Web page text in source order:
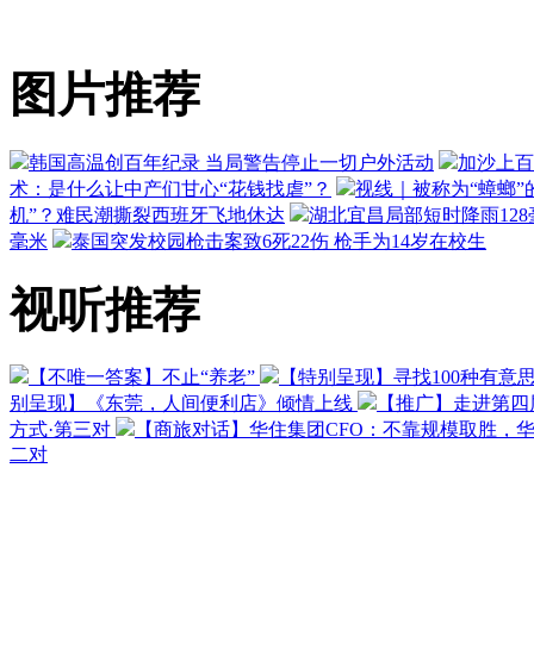
图片推荐
韩国高温创百年纪录 当局警告停止一切户外活动
加沙上
术：是什么让中产们甘心“花钱找虐”？
视线｜被称为“蟑螂
机”？难民潮撕裂西班牙飞地休达
湖北宜昌局部短时降雨
毫米
泰国突发校园枪击案致6死22伤 枪手为14岁在校生
视听推荐
【不唯一答案】不止“养老”
【特别呈现】寻找100种有意
别呈现】《东莞，人间便利店》倾情上线
【推广】走进第
方式·第三对
【商旅对话】华住集团CFO：不靠规模取胜，
二对